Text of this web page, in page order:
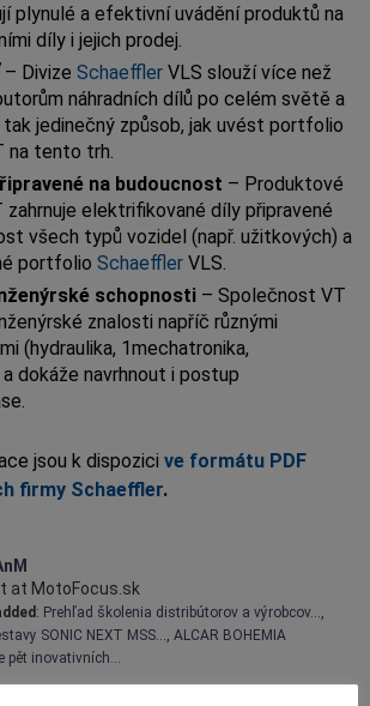
plynulé a efektivní uvádění produktů na
díly i jejich prodej.
– Divize Schaeffler VLS slouží více než
náhradních dílů po celém světě a
jedinečný způsob, jak uvést portfolio
na tento trh.
na budoucnost – Produktové
elektrifikované díly připravené
všech typů vozidel (např. užitkových) a
portfolio Schaeffler VLS.
schopnosti – Společnost VT
znalosti napříč různými
(hydraulika, 1mechatronika,
dokáže navrhnout i postup
jsou k dispozici ve formátu PDF
firmy Schaeffler.
at MotoFocus.sk
: Prehľad školenia distribútorov a výrobcov…
SONIC NEXT MSS…
ALCAR BOHEMIA
pět inovativních…